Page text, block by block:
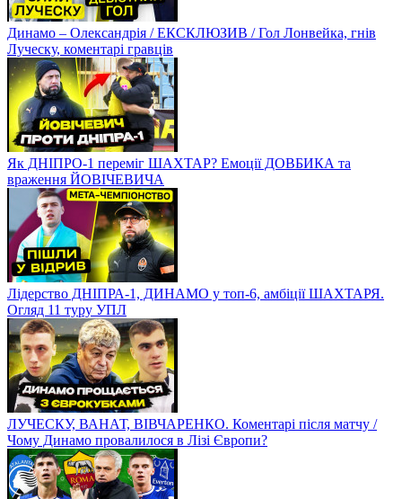
Динамо – Олександрія / ЕКСКЛЮЗИВ / Гол Лонвейка, гнів
Луческу, коментарі гравців
Як ДНІПРО-1 переміг ШАХТАР? Емоції ДОВБИКА та
враження ЙОВІЧЕВИЧА
Лідерство ДНІПРА-1, ДИНАМО у топ-6, амбіції ШАХТАРЯ.
Огляд 11 туру УПЛ
ЛУЧЕСКУ, ВАНАТ, ВІВЧАРЕНКО. Коментарі після матчу /
Чому Динамо провалилося в Лізі Європи?